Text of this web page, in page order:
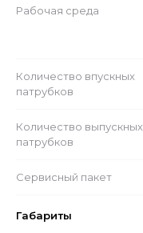
Рабочая среда
Количество впускных
патрубков
Количество выпускных
патрубков
Сервисный пакет
Габариты